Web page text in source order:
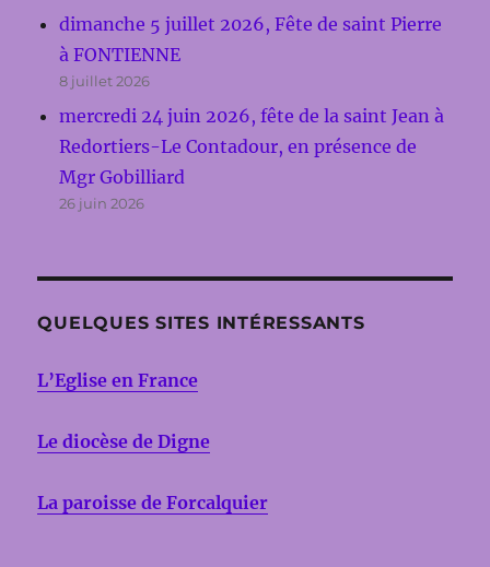
dimanche 5 juillet 2026, Fête de saint Pierre
à FONTIENNE
8 juillet 2026
mercredi 24 juin 2026, fête de la saint Jean à
Redortiers-Le Contadour, en présence de
Mgr Gobilliard
26 juin 2026
QUELQUES SITES INTÉRESSANTS
L’Eglise en France
Le diocèse de Digne
La paroisse de Forcalquier